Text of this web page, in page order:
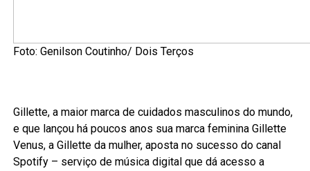
Foto: Genilson Coutinho/ Dois Terços
Gillette, a maior marca de cuidados masculinos do mundo,
e que lançou há poucos anos sua marca feminina Gillette
Venus, a Gillette da mulher, aposta no sucesso do canal
Spotify – serviço de música digital que dá acesso a